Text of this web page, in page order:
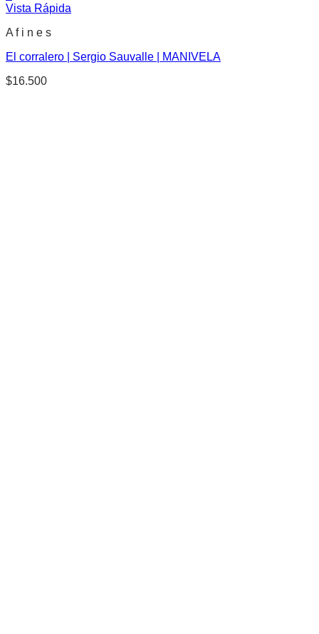
Vista Rápida
A f i n e s
El corralero | Sergio Sauvalle | MANIVELA
$16.500